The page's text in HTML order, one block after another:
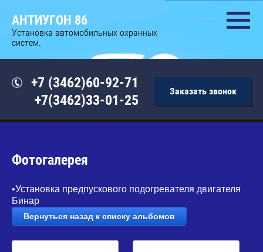
АНТИУГОН 86
Установка автомобильных охранных
систем.
+7 (3462)60-92-71
+7(3462)33-01-25
Заказать звонок
Фотогалерея
•Установка предпускового подогревателя двигателя
Бинар
Вернуться назад к списку альбомов